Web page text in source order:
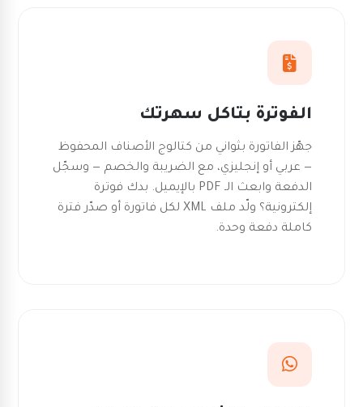
الفوترة بتاكل سهرتك
جهّز الفاتورة بثواني من كتالوج الأصناف المحفوظ
— عربي أو إنجليزي، مع الضريبة والخصم — وسجّل
الدفعة وابعث الـ PDF بالإيميل. بدك فوترة
إلكترونية؟ ولّد ملف XML لكل فاتورة أو صدّر فترة
كاملة دفعة وحدة.